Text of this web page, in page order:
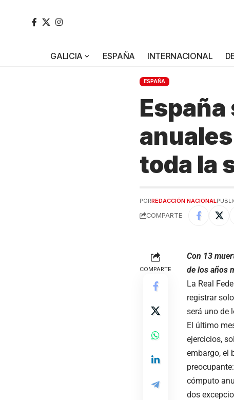
GALICIA ESPAÑA INTERNACIONAL
ESPAÑA
toda la
PORREDACCIÓN NACIONAL
COMPARTE
COMPARTE
Con 13
de los años
La Real
registrar
será uno de
El último
ejercicios,
embargo, el
cómputo
dos